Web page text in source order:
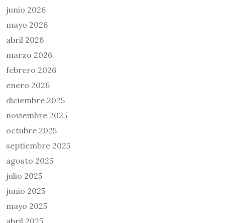
junio 2026
mayo 2026
abril 2026
marzo 2026
febrero 2026
enero 2026
diciembre 2025
noviembre 2025
octubre 2025
septiembre 2025
agosto 2025
julio 2025
junio 2025
mayo 2025
abril 2025